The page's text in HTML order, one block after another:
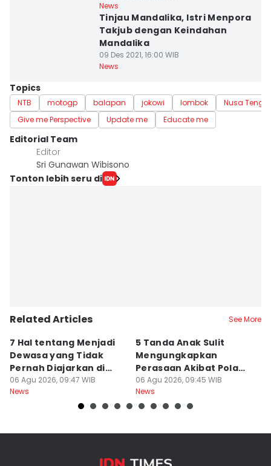
News
Tinjau Mandalika, Istri Menpora
Takjub dengan Keindahan
Mandalika
09 Des 2021, 16:00 WIB
News
Topics
NTB motogp balapan jokowi lombok
Nusa
Give me Perspective
Update me Educate me
Editorial Team
Editor
Sri Gunawan Wibisono
Tonton lebih seru di
Related Articles See More
7 Hal tentang Menjadi
Dewasa yang Tidak
Pernah Diajarkan di
Sekolah
06 Agu 2026, 09:47 WIB
News
5 Tanda Anak Sulit
Mengungkapkan
Perasaan Akibat Pola
Asuh Orangtua
06 Agu 2026, 09:45 WIB
News